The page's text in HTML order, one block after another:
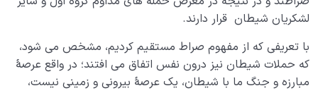
لشکریان شیطان قرار دارند.
با تعریفی که از مفهوم صراط مستقیم کردیم، مشخص می شود،
که حملات شیطان نیز درون نفس اتفاق می افتند؛ در واقع عرصۀ
مبارزه و جنگ ما با شیطان، یک عرصۀ بیرونی و زمینی نیست،